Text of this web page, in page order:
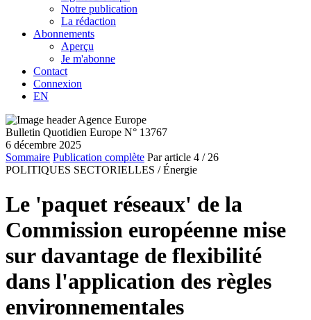
Notre publication
La rédaction
Abonnements
Aperçu
Je m'abonne
Contact
Connexion
EN
Bulletin Quotidien Europe N° 13767
6 décembre 2025
Sommaire Publication complète Par article 4 / 26
POLITIQUES SECTORIELLES / Énergie
Le 'paquet réseaux' de la
Commission européenne mise
sur davantage de flexibilité
dans l'application des règles
environnementales